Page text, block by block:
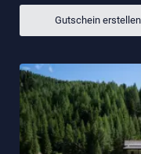
Gutschein erstellen